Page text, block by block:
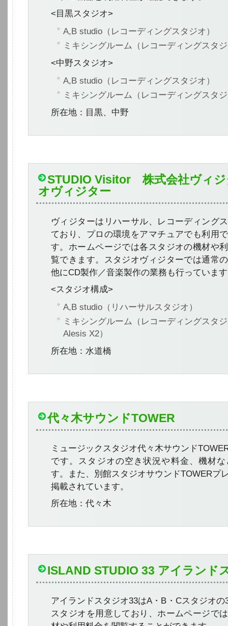
<目黒スタジオ>
A,B studio （レコーディングスタジオ）
ミキシングルーム （レコーディングスタ
<中野スタジオ>
A,B studio （レコーディングスタジオ）
ミキシングルーム （レコーディングスタ
所在地：目黒、中野
STUDIO Visitor 株式会社ヴィジ
オヴィジター
ヴィジターはリハーサル、レコーディング
ており、プロの環境をアマチュアでも利用
す。ホームページでは各スタジオの機材や
覧できます。スタジオヴィジターでは通常
他にCD製作／音楽製作の業務も行っていま
<スタジオ構成>
A,B studio （リハーサルスタジオ）
ミキシングルーム （レコーディングスタ
Alesis X2）
所在地：水道橋
代々木サウンドTOWER
ミュージックスタジオ代々木サウンド
です。スタジオの空き状況や料金、機材
す。また、別館スタジオサウンドTOWERプ
掲載されています。
所在地：代々木
ISLAND STUDIO 33 アイランド
アイランドスタジオ33はA・B・Cスタジオ
スタジオを用意しており、ホームページで